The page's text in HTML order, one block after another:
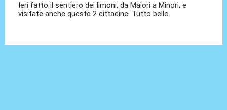
Ieri fatto il sentiero dei limoni, da Maiori a Minori, e
visitate anche queste 2 cittadine. Tutto bello.